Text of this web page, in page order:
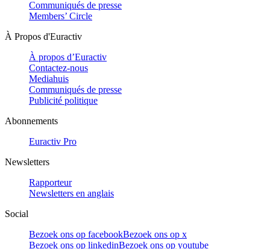
Communiqués de presse
Members’ Circle
À Propos d'Euractiv
À propos d’Euractiv
Contactez-nous
Mediahuis
Communiqués de presse
Publicité politique
Abonnements
Euractiv Pro
Newsletters
Rapporteur
Newsletters en anglais
Social
Bezoek ons op facebookBezoek ons op x
Bezoek ons op linkedinBezoek ons op youtube